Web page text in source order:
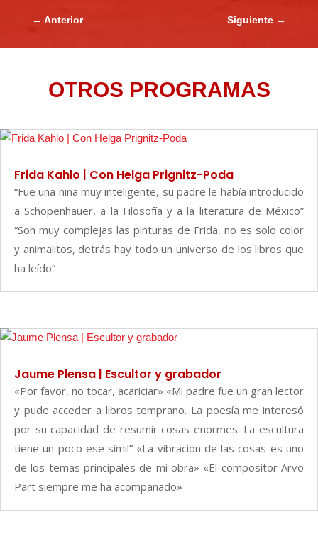
← Anterior Siguiente →
OTROS PROGRAMAS
Frida Kahlo | Con Helga Prignitz-Poda
“Fue una niña muy inteligente, su padre le había introducido
a Schopenhauer, a la Filosofía y a la literatura de México”
“Son muy complejas las pinturas de Frida, no es solo color
y animalitos, detrás hay todo un universo de los libros que
ha leído”
Jaume Plensa | Escultor y grabador
«Por favor, no tocar, acariciar» «Mi padre fue un gran lector
y pude acceder a libros temprano. La poesía me interesó
por su capacidad de resumir cosas enormes. La escultura
tiene un poco ese símil” «La vibración de las cosas es uno
de los temas principales de mi obra» «El compositor Arvo
Part siempre me ha acompañado»